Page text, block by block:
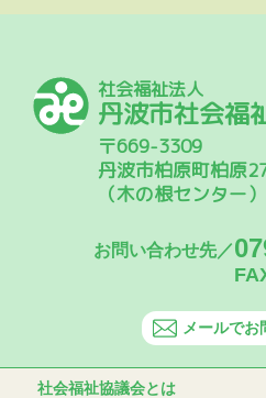
社会福祉法人
丹波市社会福
〒669-3309
丹波市柏原町柏原
（木の根センター
お問い合わせ先／
メールでお
社会福祉協議会とは